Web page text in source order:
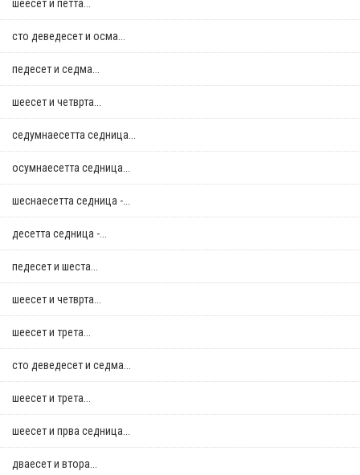
шеесет и петта...
сто деведесет и осма...
педесет и седма...
шеесет и четврта...
седумнаесетта седница...
осумнaесетта седница...
шеснаесетта седница -...
десетта седница -...
педесет и шеста...
шеесет и четврта...
шеесет и трета...
сто деведесет и седма...
шеесет и трета...
шеесет и прва седница...
дваесет и втора...